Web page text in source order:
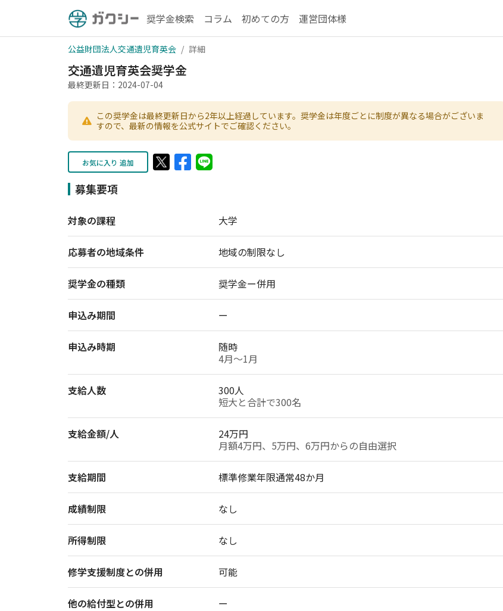
奨学金検索 コラム 初めての方 運営団体様
公益財団法人交通遺児育英会 詳細
交通遺児育英会奨学金
最終更新日：2024-07-04
この奨学金は最終更新日から2年以上経過しています。奨学金は年度ごとに制度が異なる場合がございま
すので、最新の情報を公式サイトでご確認ください。
お気に入り 追加
募集要項
対象の課程 大学
応募者の地域条件 地域の制限なし
奨学金の種類 奨学金ー併用
申込み期間 ー
申込み時期
随時
4月〜1月
支給人数
300人
短大と合計で300名
支給金額/人
24万円
月額4万円、5万円、6万円からの自由選択
支給期間 標準修業年限通常48か月
成績制限 なし
所得制限 なし
修学支援制度との併用 可能
他の給付型との併用 ー